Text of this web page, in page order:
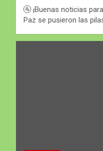
🚰 ¡Buenas noticias
Paz se pusieron las